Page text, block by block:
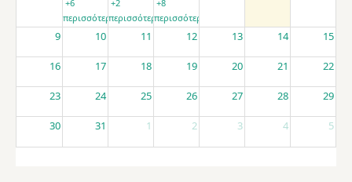
+6
περισσότερα
+2
περισσότερα
+8
περισσότερα
9 10 11 12 13 14 15
16 17 18 19 20 21 22
23 24 25 26 27 28 29
30 31 1 2 3 4 5